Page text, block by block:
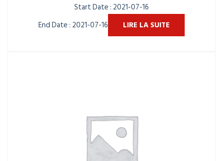
Start Date : 2021-07-16
End Date : 2021-07-16
LIRE LA SUITE